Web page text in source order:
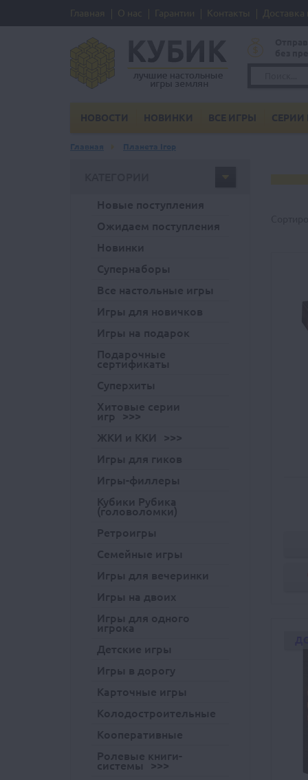
Главная О нас Гарантии Контакты Доставка
НОВОСТИ НОВИНКИ ВСЕ ИГРЫ СЕРИИ
Главная Планета Ігор
Новые поступления
Ожидаем поступления
Новинки
Супернаборы
Все настольные игры
Игры для новичков
Игры на подарок
Подарочные
сертификаты
Суперхиты
Хитовые серии
игр
ЖКИ и ККИ
Игры для гиков
Игры-филлеры
Кубики Рубика
(головоломки)
Ретроигры
Семейные игры
Игры для вечеринки
Игры на двоих
Игры для одного
игрока
Детские игры
Игры в дорогу
Карточные игры
Колодостроительные
Кооперативные
Ролевые книги-
системы